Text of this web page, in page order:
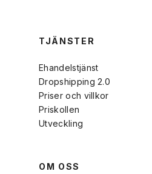
TJÄNSTER
Ehandelstjänst
Dropshipping 2.0
Priser och villkor
Priskollen
Utveckling
OM OSS